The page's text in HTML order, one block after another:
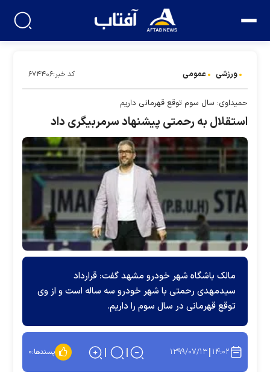
ورزشی عمومی کد خبر:۶۷۴۴۰۶
حمیداوی: سال سوم توقع قهرمانی داریم
استقلال به رحمتی پیشنهاد سرمربیگری داد
مالک باشگاه شهر خودرو مشهد گفت: قرارداد
سیدمهدی رحمتی با شهر خودرو سه ساله است و از وی
توقع قهرمانی در سال سوم را داریم.
۱۴:۰۲ ۱۳۹۹/۰۷/۱۳ پسندها:۰